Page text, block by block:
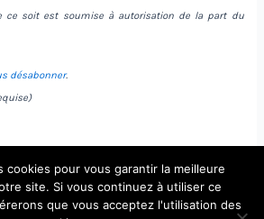
ce soit est soumise à autorisation de la part du
désabonner.
cookies pour vous garantir la meilleure
site. Si vous continuez à utiliser ce
que vous acceptez l'utilisation des